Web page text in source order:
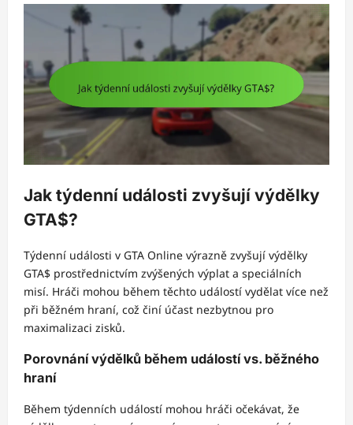
Jak týdenní události zvyšují výdělky
GTA$?
Týdenní události v GTA Online výrazně zvyšují výdělky
GTA$ prostřednictvím zvýšených výplat a speciálních
misí. Hráči mohou během těchto událostí vydělat více než
při běžném hraní, což činí účast nezbytnou pro
maximalizaci zisků.
Porovnání výdělků během událostí vs. běžného
hraní
Během týdenních událostí mohou hráči očekávat, že